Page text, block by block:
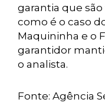
garantia que
como é o caso
Maquininha e o
garantidor
o analista.
Fonte: Agência